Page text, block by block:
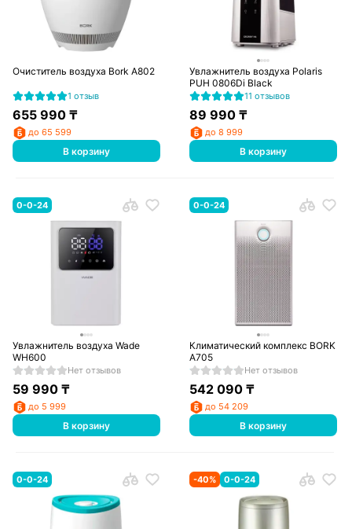
Очиститель воздуха Bork A802
1 отзыв
655 990₸
до 65 599
В корзину
Увлажнитель воздуха Polaris
PUH 0806Di Black
11 отзывов
89 990 ₸
до 8 999
В корзину
0-0-24
Увлажнитель воздуха Wade
WH600
Нет отзывов
59 990₸
до 5 999
В корзину
0-0-24
Климатический комплекс BORK
A705
Нет отзывов
542 090 ₸
до 54 209
В корзину
0-0-24 -40% 0-0-24